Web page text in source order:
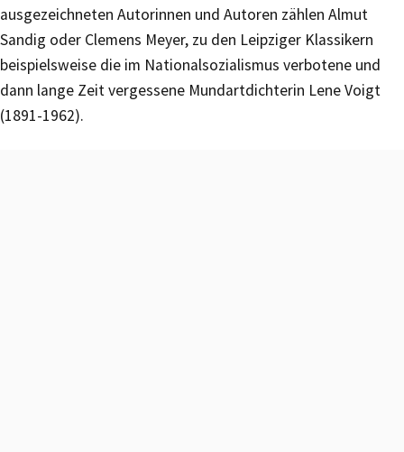
ausgezeichneten Autorinnen und Autoren zählen Almut
Sandig oder Clemens Meyer, zu den Leipziger Klassikern
beispielsweise die im Nationalsozialismus verbotene und
dann lange Zeit vergessene Mundartdichterin Lene Voigt
(1891-1962).